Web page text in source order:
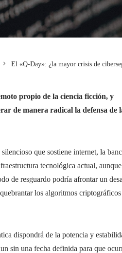
El «Q-Day»: ¿la mayor crisis de
propio de la ciencia ficción, y
de manera radical la defensa de
que sostiene internet, la
tecnológica actual, aunque
de resguardo podría afrontar un
los algoritmos criptográficos
dispondrá de la potencia y
sin una fecha definida para que